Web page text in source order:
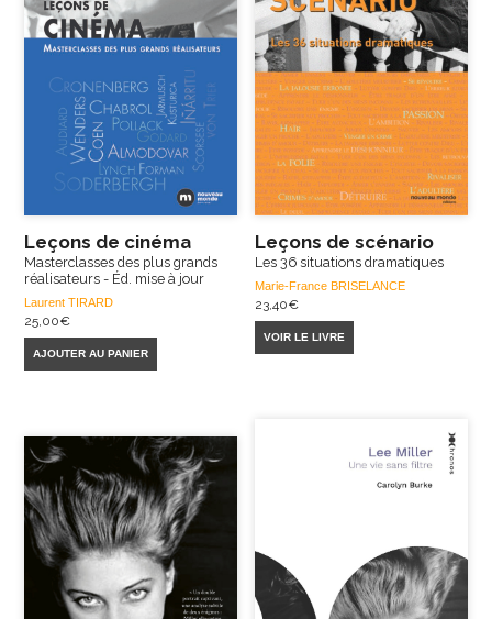
Leçons de cinéma
Masterclasses des plus grands
réalisateurs - Éd. mise à jour
Laurent TIRARD
25,00€
AJOUTER AU PANIER
Leçons de scénario
Les 36 situations dramatiques
Marie-France BRISELANCE
23,40€
VOIR LE LIVRE